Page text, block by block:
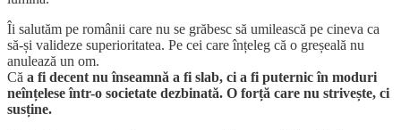
Îi salutăm pe românii care nu se grăbesc să umilească pe cineva ca
să-și valideze superioritatea. Pe cei care înțeleg că o greșeală nu
anulează un om.
Că a fi decent nu înseamnă a fi slab, ci a fi puternic în moduri
neînțelese într-o societate dezbinată. O forță care nu strivește, ci
susține.